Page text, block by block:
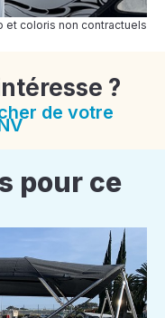
et coloris non contractuels
?
de votre
pour ce